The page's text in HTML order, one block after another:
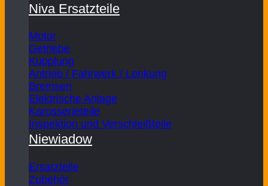
Niva Ersatzteile
Motor
Getriebe
Kupplung
Antrieb / Fahrwerk / Lenkung
Bremsen
Elektrische Anlage
Karosserieteile
Inspektion und Verschleißteile
Niewiadow
Ersatzteile
Zubehör